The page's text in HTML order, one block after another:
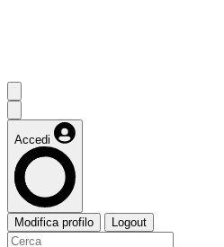
Accedi
Modifica profilo Logout